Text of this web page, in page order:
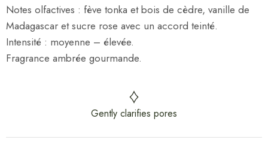
Notes olfactives : fève tonka et bois de cèdre, vanille de
Madagascar et sucre rose avec un accord teinté.
Intensité : moyenne – élevée.
Fragrance ambrée gourmande.
Gently clarifies pores